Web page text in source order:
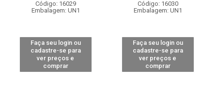
Código: 16029
Embalagem: UN1
Faça seu login ou
cadastre-se para
ver preços e
comprar
Código: 16030
Embalagem: UN1
Faça seu login ou
cadastre-se para
ver preços e
comprar